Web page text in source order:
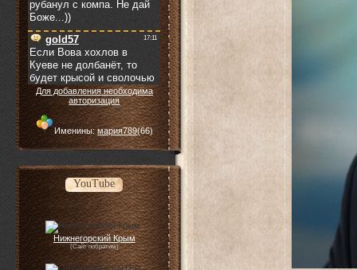
Для добавления необходима
авторизация
Именины:мария789(66)
YouTube
Нижнегорский Крым
(Сайт побратим)